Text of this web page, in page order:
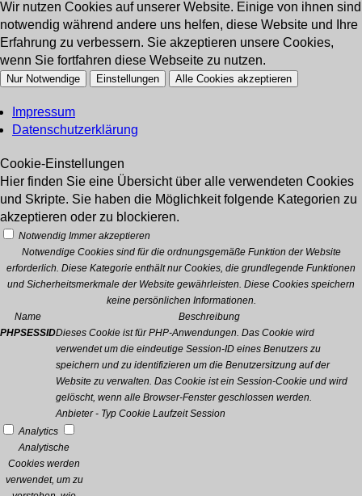
Wir nutzen Cookies auf unserer Website. Einige von ihnen sind
notwendig während andere uns helfen, diese Website und Ihre
Erfahrung zu verbessern. Sie akzeptieren unsere Cookies,
wenn Sie fortfahren diese Webseite zu nutzen.
Nur Notwendige Einstellungen Alle Cookies akzeptieren
Impressum
Datenschutzerklärung
Cookie-Einstellungen
Hier finden Sie eine Übersicht über alle verwendeten Cookies
und Skripte. Sie haben die Möglichkeit folgende Kategorien zu
akzeptieren oder zu blockieren.
Notwendig Immer akzeptieren
Notwendige Cookies sind für die ordnungsgemäße Funktion der Website
erforderlich. Diese Kategorie enthält nur Cookies, die grundlegende Funktionen
und Sicherheitsmerkmale der Website gewährleisten. Diese Cookies speichern
keine persönlichen Informationen.
Name
Beschreibung
PHPSESSIDDieses Cookie ist für PHP-Anwendungen. Das Cookie wird
verwendet um die eindeutige Session-ID eines Benutzers zu
speichern und zu identifizieren um die Benutzersitzung auf der
Website zu verwalten. Das Cookie ist ein Session-Cookie und wird
gelöscht, wenn alle Browser-Fenster geschlossen werden.
Anbieter - Typ Cookie Laufzeit Session
Analytics
Analytische
Cookies werden
verwendet, um zu